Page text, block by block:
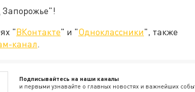
"ВКонтакте" и "Одноклассники", также
канал.
Подписывайтесь на наши каналы
и первыми узнавайте о главных новостях и важнейших